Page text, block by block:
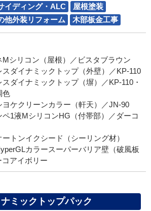
イディング・ALC
屋根塗装
他外装リフォーム 木部板金工事
シリコン（屋根）／ビスタブラウン
ダイナミックトップ（外壁）／KP-110
ダイナミックトップ（塀）／KP-110・
色
ケクリーンカラー（軒天）／JN-90
1液MシリコンHG（付帯部）／ダーコ
トンイクシード（シーリング材）
カラースーパーバリア壁（破風板
アイボリー
ミックトップパック